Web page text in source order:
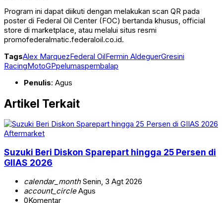
Program ini dapat diikuti dengan melakukan scan QR pada
poster di Federal Oil Center (FOC) bertanda khusus, official
store di marketplace, atau melalui situs resmi
promofederalmatic.federaloil.co.id.
TagsAlex MarquezFederal OilFermin AldeguerGresini
RacingMotoGPpelumaspembalap
Penulis: Agus
Artikel Terkait
Aftermarket
Suzuki Beri Diskon Sparepart hingga 25 Persen di
GIIAS 2026
calendar_monthSenin, 3 Agt 2026
account_circleAgus
0Komentar